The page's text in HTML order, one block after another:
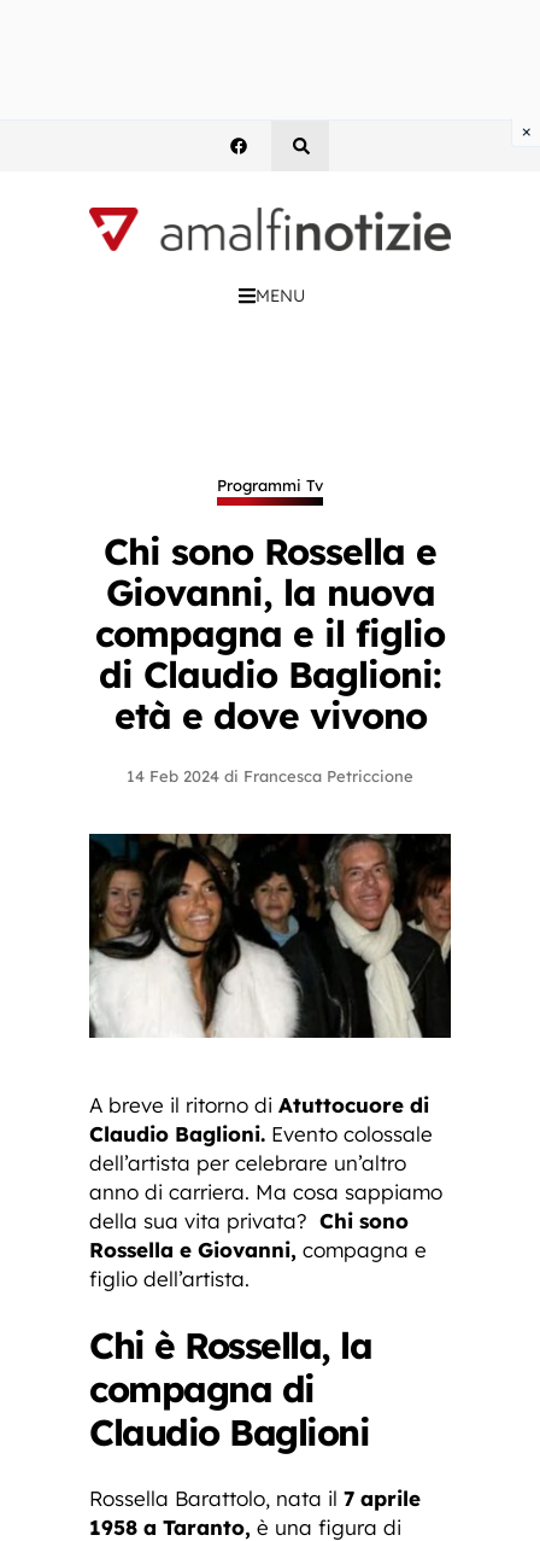
MENU
Programmi Tv
Chi sono Rossella e
Giovanni, la nuova
compagna e il figlio
di Claudio Baglioni:
età e dove vivono
14 Feb 2024 di Francesca Petriccione
A breve il ritorno di Atuttocuore di
Claudio Baglioni. Evento colossale
dell’artista per celebrare un’altro
anno di carriera. Ma cosa sappiamo
della sua vita privata? Chi sono
Rossella e Giovanni, compagna e
figlio dell’artista.
Chi è Rossella, la
compagna di
Claudio Baglioni
Rossella Barattolo, nata il 7 aprile
1958 a Taranto, è una figura di
×